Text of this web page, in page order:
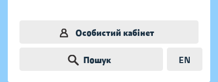
Особистий кабінет
Пошук EN